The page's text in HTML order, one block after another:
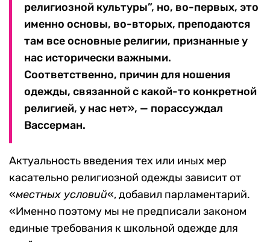
религиозной культуры”, но, во-первых, это
именно основы, во-вторых, преподаются
там все основные религии, признанные у
нас исторически важными.
Соответственно, причин для ношения
одежды, связанной с какой-то конкретной
религией, у нас нет», — порассуждал
Вассерман.
Актуальность введения тех или иных мер
касательно религиозной одежды зависит от
«местных условий«, добавил парламентарий.
«Именно поэтому мы не предписали законом
единые требования к школьной одежде для